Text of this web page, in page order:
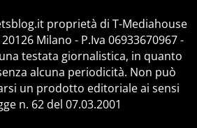
proprietà di T-Mediahouse
Milano - P.Iva 06933670967 -
testata giornalistica, in quanto
alcuna periodicità. Non può
un prodotto editoriale ai sensi
n. 62 del 07.03.2001